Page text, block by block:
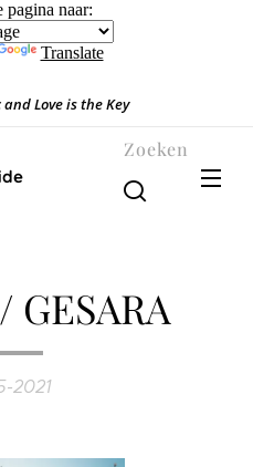
pagina naar:
Translate
Love is the Key❤️
Zoeken
GESARA
2021